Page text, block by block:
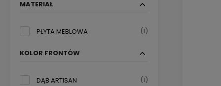
MATERIAŁ
PŁYTA MEBLOWA (1)
KOLOR FRONTÓW
DĄB ARTISAN (1)